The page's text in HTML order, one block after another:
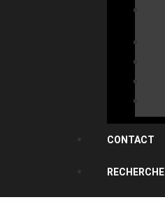
CONTACT
RECHERCHE